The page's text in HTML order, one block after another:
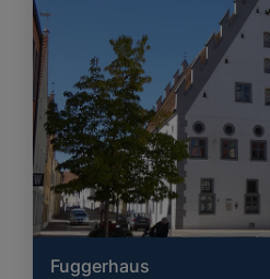
Fuggerhaus